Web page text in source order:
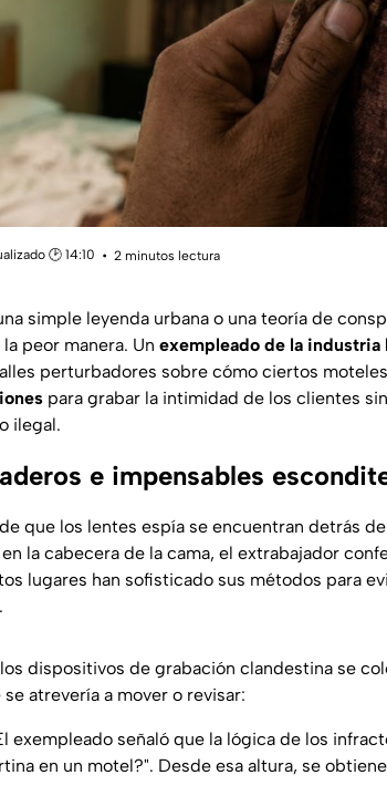
🕑 14:10
2 minutos lectura
simple leyenda urbana o una teoría de
peor manera. Un exempleado de la industria
perturbadores sobre cómo ciertos
para grabar la intimidad de los clientes
ilegal.
e impensables
que los lentes espía se encuentran detrás
la cabecera de la cama, el extrabajador
lugares han sofisticado sus métodos para
dispositivos de grabación clandestina se
atrevería a mover o revisar:
exempleado señaló que la lógica de los
en un motel?". Desde esa altura, se